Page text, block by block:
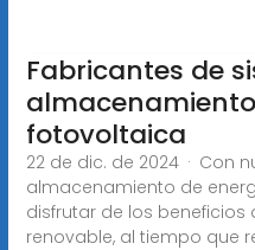
Fabricantes de
fotovoltaica
22 de dic. de 2024 · Con
almacenamiento de
disfrutar de los
renovable, al tiempo que